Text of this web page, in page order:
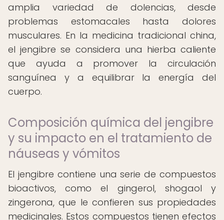
amplia variedad de dolencias, desde
problemas estomacales hasta dolores
musculares. En la medicina tradicional china,
el jengibre se considera una hierba caliente
que ayuda a promover la circulación
sanguínea y a equilibrar la energía del
cuerpo.
Composición química del jengibre
y su impacto en el tratamiento de
náuseas y vómitos
El jengibre contiene una serie de compuestos
bioactivos, como el gingerol, shogaol y
zingerona, que le confieren sus propiedades
medicinales. Estos compuestos tienen efectos